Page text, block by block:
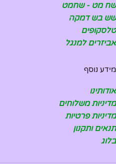
שח מט - שחמט
שש בש דמקה
טלסקופים
אביזרים למנגל
מידע נוסף
אודותינו
מדיניות משלוחים
מדיניות פרטיות
תנאים ותקנון
בלוג